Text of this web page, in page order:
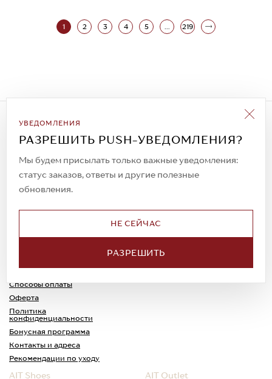
1 2 3 4 5 ... 219
УВЕДОМЛЕНИЯ
РАЗРЕШИТЬ PUSH-УВЕДОМЛЕНИЯ?
Мы будем присылать только важные уведомления:
статус заказов, ответы и другие полезные
обновления.
НЕ СЕЙЧАС
РАЗРЕШИТЬ
Подписаться на рассылку
Всегда будьте в курсе новых акций и
спецпредложений!
© 2023. AIT Shoes
Все права защищены
Доставка
Способы оплаты
Оферта
Политика
конфиденциальности
Обмен и возврат
Каспи-Ред
Бонусная программа
Контакты и адреса
Рекомендации по уходу
AIT Shoes AIT Outlet